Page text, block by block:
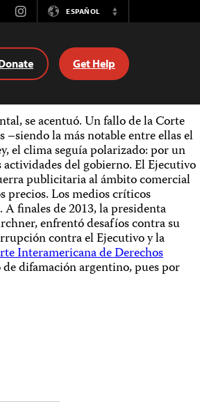
InstagramESPAÑOL
Switch
Get Help
se acentuó. Un fallo de la Corte
–siendo la más notable entre ellas el
el clima seguía polarizado: por un
del gobierno. El Ejecutivo
publicitaria al ámbito comercial
precios. Los medios críticos
finales de 2013, la presidenta
enfrentó desafíos contra su
contra el Ejecutivo y la
Interamericana de Derechos
difamación argentino, pues por